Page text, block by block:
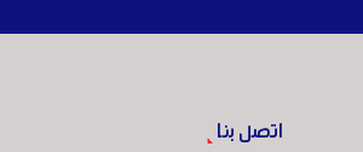
اتصل بنا